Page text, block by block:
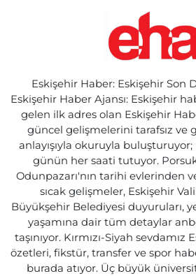
Eskişehir Haber: Eskişehir Son
Eskişehir Haber Ajansı: Eskişehir
gelen ilk adres olan Eskişehir
güncel gelişmelerini tarafsız ve
anlayışıyla okuruyla buluşturuyor;
günün her saati tutuyor. Porsuk
Odunpazarı'nın tarihi evlerinden
sıcak gelişmeler, Eskişehir
Büyükşehir Belediyesi duyuruları,
yaşamına dair tüm detaylar
taşınıyor. Kırmızı-Siyah
özetleri, fikstür, transfer ve spor
burada atıyor. Üç büyük